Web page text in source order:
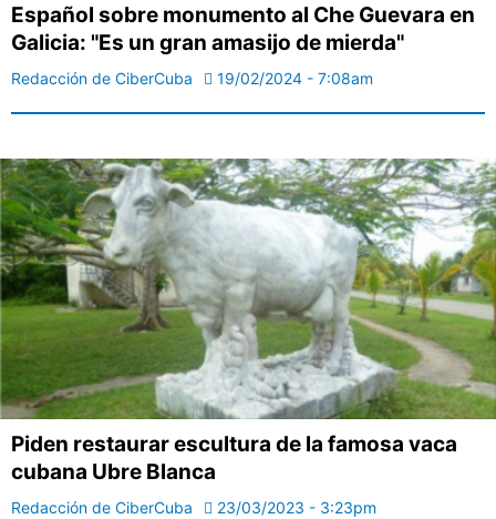
Español sobre monumento al Che Guevara en
Galicia: "Es un gran amasijo de mierda"
Redacción de CiberCuba 19/02/2024 - 7:08am
Piden restaurar escultura de la famosa vaca
cubana Ubre Blanca
Redacción de CiberCuba 23/03/2023 - 3:23pm